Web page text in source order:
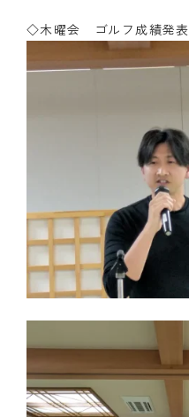
◇木曜会 ゴルフ成績発表